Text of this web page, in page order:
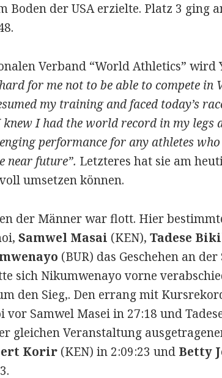
Boden der USA erzielte. Platz 3 ging
Verband “World Athletics” wird
for me not to be able to compete in
my training and faced today’s
I had the world record in my legs
performance for any athletes
near future”. Letzteres hat sie am
umsetzen können.
der Männer war flott. Hier
Samwel Masai (KEN),Tadese
(BUR) das Geschehen an der
sich Nikumwenayo vorne
den Sieg,. Den errang mit
vor Samwel Masei in 27:18 und
gleichen Veranstaltung
Korir (KEN) in 2:09:23 und Betty